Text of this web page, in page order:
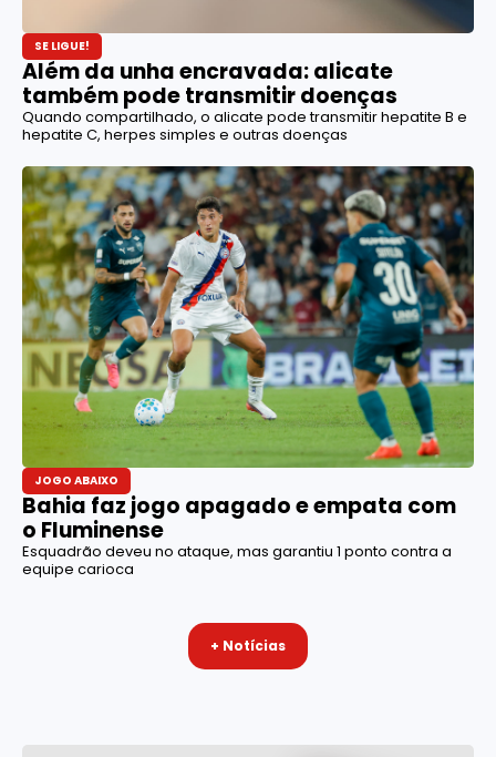
SE LIGUE!
Além da unha encravada: alicate
também pode transmitir doenças
Quando compartilhado, o alicate pode transmitir hepatite B e
hepatite C, herpes simples e outras doenças
JOGO ABAIXO
Bahia faz jogo apagado e empata com
o Fluminense
Esquadrão deveu no ataque, mas garantiu 1 ponto contra a
equipe carioca
+ Notícias